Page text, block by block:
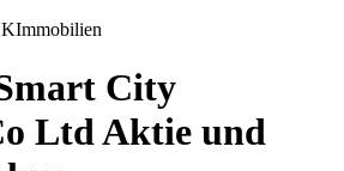
Immobilien
City
LtdAktie und